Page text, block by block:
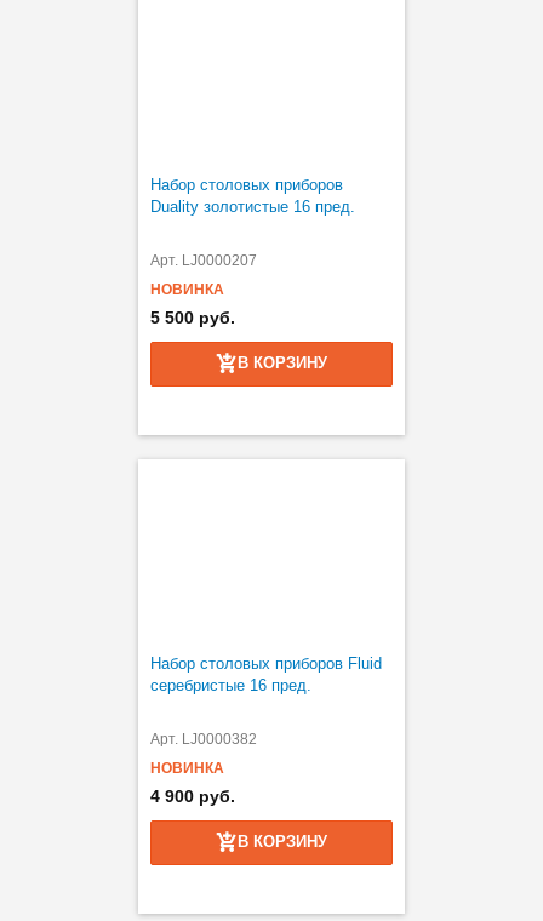
Набор столовых приборов
Duality золотистые 16 пред.
Арт. LJ0000207
НОВИНКА
5 500 руб.
В КОРЗИНУ
Набор столовых приборов Fluid
серебристые 16 пред.
Арт. LJ0000382
НОВИНКА
4 900 руб.
В КОРЗИНУ